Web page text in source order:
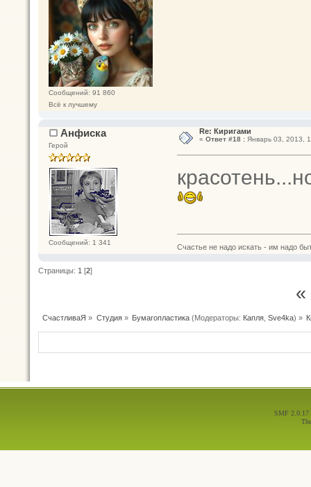
Сообщений: 91 860
Всё к лучшему
Анфиска
Герой
Сообщений: 1 341
Re: Киригами
« Ответ #18 :Январь 03, 2013,
Счастье не надо искать - им надо
Страницы: 1 [2]
СчастливаЯ » Студия» Бумагопластика(Модераторы: Капля, Sve4ka) »
SMF 2.0.17